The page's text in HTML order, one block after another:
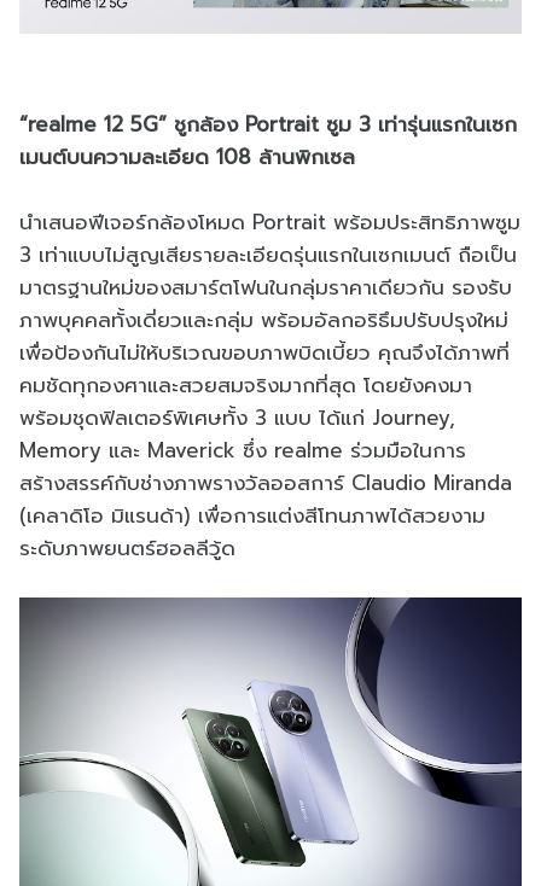
“realme 12 5G” ชูกล้อง Portrait ซูม 3 เท่ารุ่นแรกในเซก
เมนต์บนความละเอียด 108 ล้านพิกเซล
นำเสนอฟีเจอร์กล้องโหมด Portrait พร้อมประสิทธิภาพซูม
3 เท่าแบบไม่สูญเสียรายละเอียดรุ่นแรกในเซกเมนต์ ถือเป็น
มาตรฐานใหม่ของสมาร์ตโฟนในกลุ่มราคาเดียวกัน รองรับ
ภาพบุคคลทั้งเดี่ยวและกลุ่ม พร้อมอัลกอริธึมปรับปรุงใหม่
เพื่อป้องกันไม่ให้บริเวณขอบภาพบิดเบี้ยว คุณจึงได้ภาพที่
คมชัดทุกองศาและสวยสมจริงมากที่สุด โดยยังคงมา
พร้อมชุดฟิลเตอร์พิเศษทั้ง 3 แบบ ได้แก่ Journey,
Memory และ Maverick ซึ่ง realme ร่วมมือในการ
สร้างสรรค์กับช่างภาพรางวัลออสการ์ Claudio Miranda
(เคลาดิโอ มิแรนด้า) เพื่อการแต่งสีโทนภาพได้สวยงาม
ระดับภาพยนตร์ฮอลลีวู้ด